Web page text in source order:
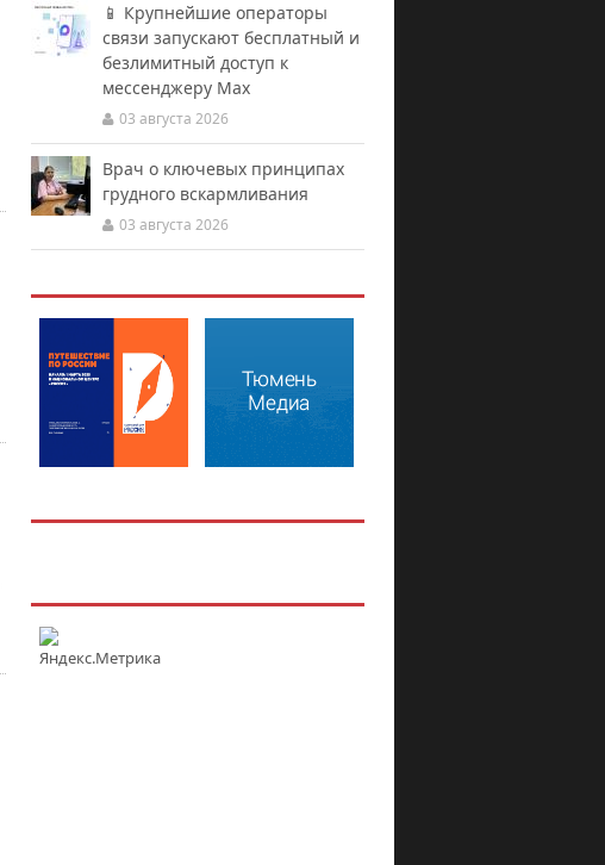
📱 Крупнейшие операторы
связи запускают бесплатный и
безлимитный доступ к
мессенджеру Мах
03 августа 2026
Врач о ключевых принципах
грудного вскармливания
03 августа 2026